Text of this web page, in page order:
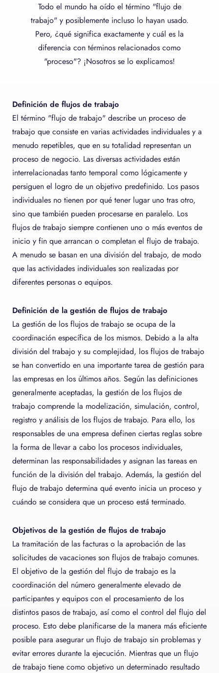
Todo el mundo ha oído el término "flujo de
trabajo" y posiblemente incluso lo hayan usado.
Pero, ¿qué significa exactamente y cuál es la
diferencia con términos relacionados como
"proceso"? ¡Nosotros se lo explicamos!
Definición de flujos de trabajo
El término "flujo de trabajo" describe un proceso de
trabajo que consiste en varias actividades individuales y a
menudo repetibles, que en su totalidad representan un
proceso de negocio. Las diversas actividades están
interrelacionadas tanto temporal como lógicamente y
persiguen el logro de un objetivo predefinido. Los pasos
individuales no tienen por qué tener lugar uno tras otro,
sino que también pueden procesarse en paralelo. Los
flujos de trabajo siempre contienen uno o más eventos de
inicio y fin que arrancan o completan el flujo de trabajo.
A menudo se basan en una división del trabajo, de modo
que las actividades individuales son realizadas por
diferentes personas o equipos.
Definición de la gestión de flujos de trabajo
La gestión de los flujos de trabajo se ocupa de la
coordinación específica de los mismos. Debido a la alta
división del trabajo y su complejidad, los flujos de trabajo
se han convertido en una importante tarea de gestión para
las empresas en los últimos años. Según las definiciones
generalmente aceptadas, la gestión de los flujos de
trabajo comprende la modelización, simulación, control,
registro y análisis de los flujos de trabajo. Para ello, los
responsables de una empresa definen ciertas reglas sobre
la forma de llevar a cabo los procesos individuales,
determinan las responsabilidades y asignan las tareas en
función de la división del trabajo. Además, la gestión del
flujo de trabajo determina qué evento inicia un proceso y
cuándo se considera que un proceso está terminado.
Objetivos de la gestión de flujos de trabajo
La tramitación de las facturas o la aprobación de las
solicitudes de vacaciones son flujos de trabajo comunes.
El objetivo de la gestión del flujo de trabajo es la
coordinación del número generalmente elevado de
participantes y equipos con el procesamiento de los
distintos pasos de trabajo, así como el control del flujo del
proceso. Esto debe planificarse de la manera más eficiente
posible para asegurar un flujo de trabajo sin problemas y
evitar errores durante la ejecución. Mientras que un flujo
de trabajo tiene como objetivo un determinado resultado